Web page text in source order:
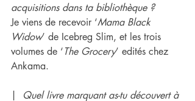
acquisitions dans ta bibliothèque ?
Je viens de recevoir ‘Mama Black
Widow’ de Icebreg Slim, et les trois
volumes de ‘The Grocery’ edités chez
Ankama.
| Quel livre marquant as-tu découvert à